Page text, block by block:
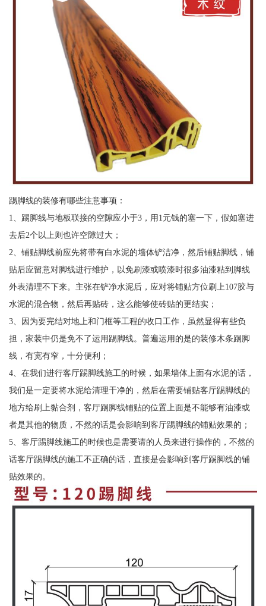
踢脚线的装修有哪些注意事项：
1、踢脚线与地板联接的空隙应小于3，用1元钱的塞一下，假如塞进
去后2个以上则也许空隙过大；
2、铺贴脚线前应先将带有白水泥的墙体铲洁净，然后铺贴脚线，铺
贴后应留意对脚线进行维护，以免刷漆或喷漆时很多油漆粘到脚线
外表清理不下来。主张在铲净水泥后，应对将铺贴方位刷上107胶与
水泥的混合物，然后再贴砖，这么能够使砖贴的更结实；
3、因为要完结对地上和门框等工程的收口工作，虽然显得有些负
担，家装中仍是免不了运用踢脚线。普遍运用的是的装修木条踢脚
线，有宽有窄，十分便利；
4、在我们进行客厅踢脚线施工的时候，如果墙体上面有水泥的话，
我们是一定要将水泥给清理干净的，然后在需要铺贴客厅踢脚线的
地方给刷上黏合剂，客厅踢脚线铺贴的位置上面是不能够有油漆或
者是其他的物质，不然的话是会影响到客厅踢脚线的铺贴效果的；
5、客厅踢脚线施工的时候也是需要请的人员来进行操作的，不然的
话客厅踢脚线的施工不正确的话，直接是会影响到客厅踢脚线的铺
贴效果的。